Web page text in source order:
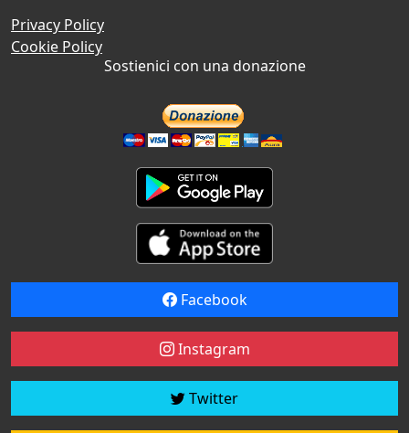
Privacy Policy
Cookie Policy
Sostienici con una donazione
Facebook
Instagram
Twitter